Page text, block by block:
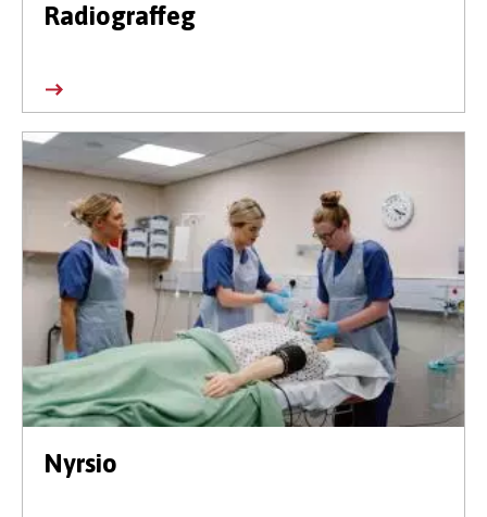
Radiograffeg
Nyrsio